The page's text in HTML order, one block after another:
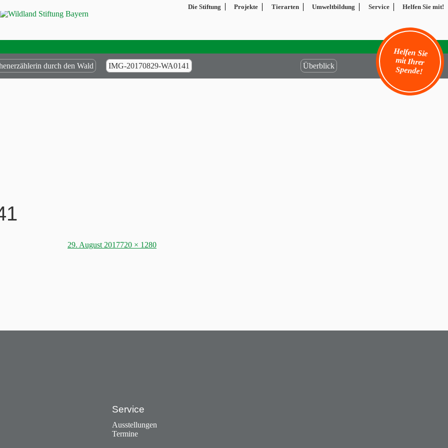
Die Stiftung Projekte Tierarten Umweltbildung Service Helfen Sie mit!
Helfen Sie
mit Ihrer
Spende!
durch den Wald IMG-20170829-WA0141 Überblick
Posted
29. August 2017Full
720 × 1280
Service
Ausstellungen
Termine